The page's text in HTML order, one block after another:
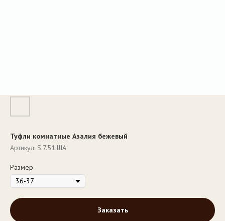
Туфли комнатные Азалия бежевый
Артикул: S.7.51.ША
Размер
Заказать